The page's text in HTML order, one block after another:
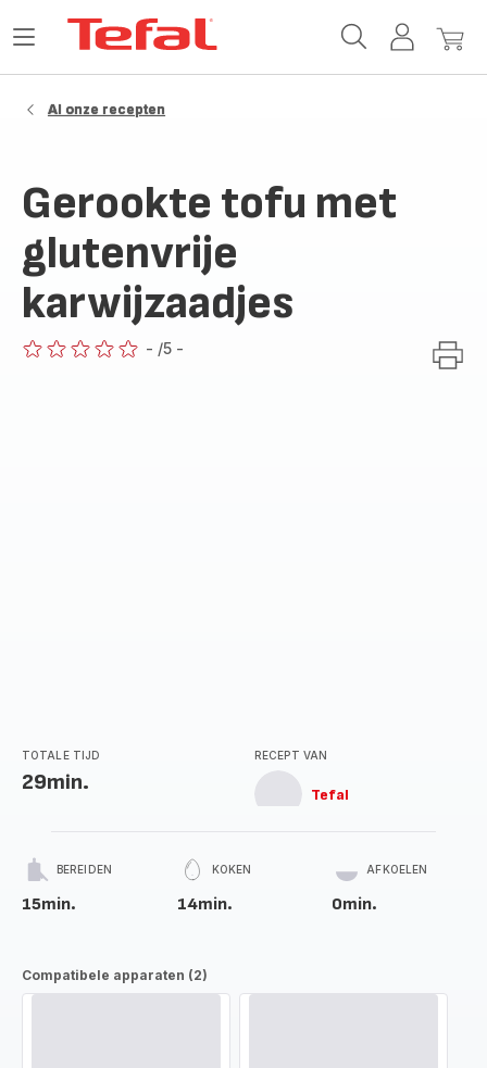
MijnMijn
Open
Al onze recepten
Gerookte tofu met
glutenvrije
karwijzaadjes
- /5 -
TOTALE TIJD
29min.
RECEPT VAN
Tefal
BEREIDEN
15min.
KOKEN
14min.
AFKOELEN
0min.
Compatibele apparaten (2)